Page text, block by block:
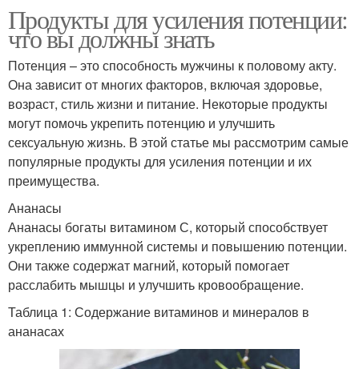
Продукты для усиления потенции:
что вы должны знать
Потенция – это способность мужчины к половому акту.
Она зависит от многих факторов, включая здоровье,
возраст, стиль жизни и питание. Некоторые продукты
могут помочь укрепить потенцию и улучшить
сексуальную жизнь. В этой статье мы рассмотрим самые
популярные продукты для усиления потенции и их
преимущества.
Ананасы
Ананасы богаты витамином С, который способствует
укреплению иммунной системы и повышению потенции.
Они также содержат магний, который помогает
расслабить мышцы и улучшить кровообращение.
Таблица 1: Содержание витаминов и минералов в
ананасах